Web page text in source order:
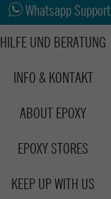
Whatsapp Support
HILFE UND BERATUNG
Retoure
Click & Collect
INFO & KONTAKT
Samstag: 10:00 - 17:00
Whatsapp
ABOUT EPOXY
Verleih
EPOXY STORES
KEEP UP WITH US